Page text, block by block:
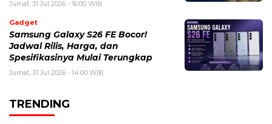
Jumat, 31 Jul 2026 - 16:00 WIB
Gadget
Samsung Galaxy S26 FE Bocor!
Jadwal Rilis, Harga, dan
Spesifikasinya Mulai Terungkap
Jumat, 31 Jul 2026 - 14:00 WIB
TRENDING